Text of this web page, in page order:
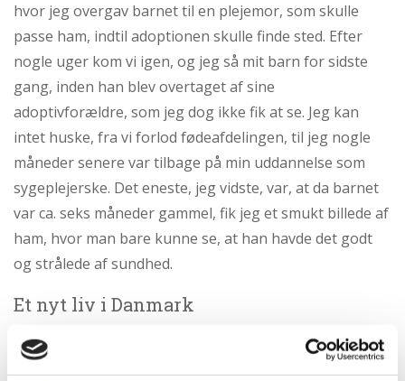
hvor jeg overgav barnet til en plejemor, som skulle
passe ham, indtil adoptionen skulle finde sted. Efter
nogle uger kom vi igen, og jeg så mit barn for sidste
gang, inden han blev overtaget af sine
adoptivforældre, som jeg dog ikke fik at se. Jeg kan
intet huske, fra vi forlod fødeafdelingen, til jeg nogle
måneder senere var tilbage på min uddannelse som
sygeplejerske. Det eneste, jeg vidste, var, at da barnet
var ca. seks måneder gammel, fik jeg et smukt billede af
ham, hvor man bare kunne se, at han havde det godt
og strålede af sundhed.
Et nyt liv i Danmark
Jeg blev nogle få år senere gift, flyttede til Danmark
med min danske mand og fik tre børn og levede et